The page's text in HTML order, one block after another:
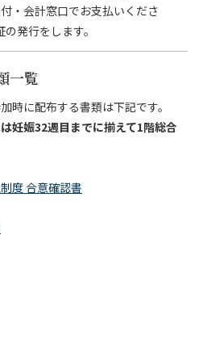
・会計窓口でお支払いくださ
発行をします。
一覧
時に配布する書類は下記です。
妊娠32週目までに揃えて1階総合
度 合意確認書